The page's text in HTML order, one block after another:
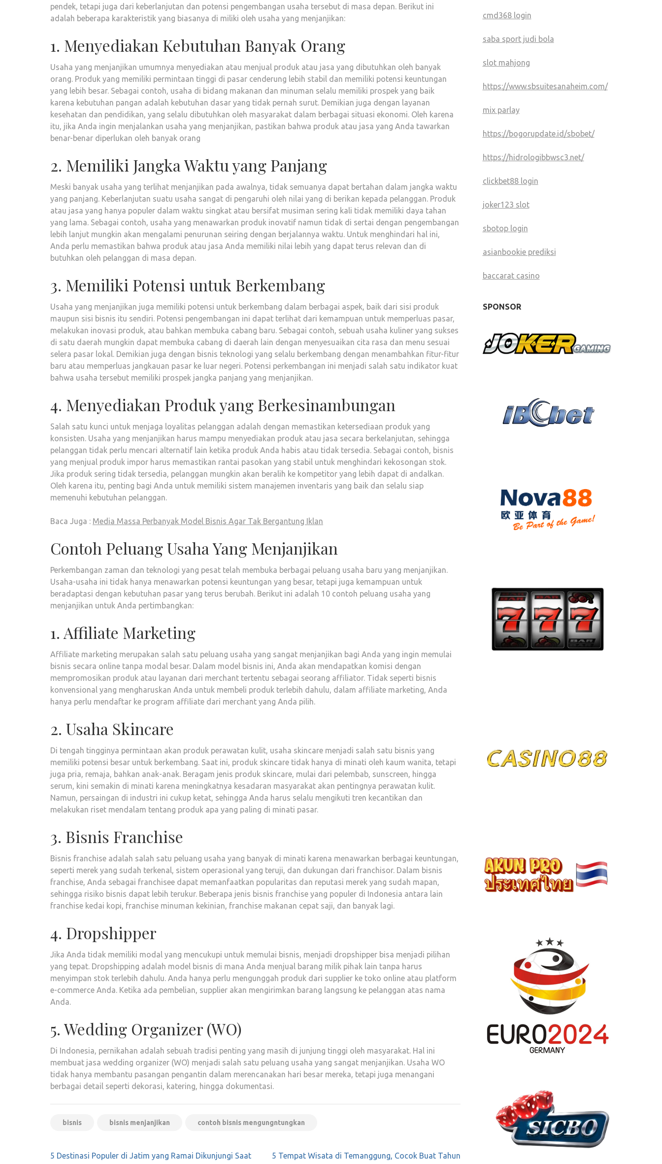
pendek, tetapi juga dari keberlanjutan dan potensi pengembangan usaha tersebut di masa depan. Berikut ini
adalah beberapa karakteristik yang biasanya di miliki oleh usaha yang menjanjikan:
1. Menyediakan Kebutuhan Banyak Orang
Usaha yang menjanjikan umumnya menyediakan atau menjual produk atau jasa yang dibutuhkan oleh banyak
orang. Produk yang memiliki permintaan tinggi di pasar cenderung lebih stabil dan memiliki potensi keuntungan
yang lebih besar. Sebagai contoh, usaha di bidang makanan dan minuman selalu memiliki prospek yang baik
karena kebutuhan pangan adalah kebutuhan dasar yang tidak pernah surut. Demikian juga dengan layanan
kesehatan dan pendidikan, yang selalu dibutuhkan oleh masyarakat dalam berbagai situasi ekonomi. Oleh karena
itu, jika Anda ingin menjalankan usaha yang menjanjikan, pastikan bahwa produk atau jasa yang Anda tawarkan
benar-benar diperlukan oleh banyak orang
2. Memiliki Jangka Waktu yang Panjang
Meski banyak usaha yang terlihat menjanjikan pada awalnya, tidak semuanya dapat bertahan dalam jangka waktu
yang panjang. Keberlanjutan suatu usaha sangat di pengaruhi oleh nilai yang di berikan kepada pelanggan. Produk
atau jasa yang hanya populer dalam waktu singkat atau bersifat musiman sering kali tidak memiliki daya tahan
yang lama. Sebagai contoh, usaha yang menawarkan produk inovatif namun tidak di sertai dengan pengembangan
lebih lanjut mungkin akan mengalami penurunan seiring dengan berjalannya waktu. Untuk menghindari hal ini,
Anda perlu memastikan bahwa produk atau jasa Anda memiliki nilai lebih yang dapat terus relevan dan di
butuhkan oleh pelanggan di masa depan.
3. Memiliki Potensi untuk Berkembang
Usaha yang menjanjikan juga memiliki potensi untuk berkembang dalam berbagai aspek, baik dari sisi produk
maupun sisi bisnis itu sendiri. Potensi pengembangan ini dapat terlihat dari kemampuan untuk memperluas pasar,
melakukan inovasi produk, atau bahkan membuka cabang baru. Sebagai contoh, sebuah usaha kuliner yang sukses
di satu daerah mungkin dapat membuka cabang di daerah lain dengan menyesuaikan cita rasa dan menu sesuai
selera pasar lokal. Demikian juga dengan bisnis teknologi yang selalu berkembang dengan menambahkan fitur-fitur
baru atau memperluas jangkauan pasar ke luar negeri. Potensi perkembangan ini menjadi salah satu indikator kuat
bahwa usaha tersebut memiliki prospek jangka panjang yang menjanjikan.
4. Menyediakan Produk yang Berkesinambungan
Salah satu kunci untuk menjaga loyalitas pelanggan adalah dengan memastikan ketersediaan produk yang
konsisten. Usaha yang menjanjikan harus mampu menyediakan produk atau jasa secara berkelanjutan, sehingga
pelanggan tidak perlu mencari alternatif lain ketika produk Anda habis atau tidak tersedia. Sebagai contoh, bisnis
yang menjual produk impor harus memastikan rantai pasokan yang stabil untuk menghindari kekosongan stok.
Jika produk sering tidak tersedia, pelanggan mungkin akan beralih ke kompetitor yang lebih dapat di andalkan.
Oleh karena itu, penting bagi Anda untuk memiliki sistem manajemen inventaris yang baik dan selalu siap
memenuhi kebutuhan pelanggan.
Baca Juga : Media Massa Perbanyak Model Bisnis Agar Tak Bergantung Iklan
Contoh Peluang Usaha Yang Menjanjikan
Perkembangan zaman dan teknologi yang pesat telah membuka berbagai peluang usaha baru yang menjanjikan.
Usaha-usaha ini tidak hanya menawarkan potensi keuntungan yang besar, tetapi juga kemampuan untuk
beradaptasi dengan kebutuhan pasar yang terus berubah. Berikut ini adalah 10 contoh peluang usaha yang
menjanjikan untuk Anda pertimbangkan:
1. Affiliate Marketing
Affiliate marketing merupakan salah satu peluang usaha yang sangat menjanjikan bagi Anda yang ingin memulai
bisnis secara online tanpa modal besar. Dalam model bisnis ini, Anda akan mendapatkan komisi dengan
mempromosikan produk atau layanan dari merchant tertentu sebagai seorang affiliator. Tidak seperti bisnis
konvensional yang mengharuskan Anda untuk membeli produk terlebih dahulu, dalam affiliate marketing, Anda
hanya perlu mendaftar ke program affiliate dari merchant yang Anda pilih.
2. Usaha Skincare
Di tengah tingginya permintaan akan produk perawatan kulit, usaha skincare menjadi salah satu bisnis yang
memiliki potensi besar untuk berkembang. Saat ini, produk skincare tidak hanya di minati oleh kaum wanita, tetapi
juga pria, remaja, bahkan anak-anak. Beragam jenis produk skincare, mulai dari pelembab, sunscreen, hingga
serum, kini semakin di minati karena meningkatnya kesadaran masyarakat akan pentingnya perawatan kulit.
Namun, persaingan di industri ini cukup ketat, sehingga Anda harus selalu mengikuti tren kecantikan dan
melakukan riset mendalam tentang produk apa yang paling di minati pasar.
3. Bisnis Franchise
Bisnis franchise adalah salah satu peluang usaha yang banyak di minati karena menawarkan berbagai keuntungan,
seperti merek yang sudah terkenal, sistem operasional yang teruji, dan dukungan dari franchisor. Dalam bisnis
franchise, Anda sebagai franchisee dapat memanfaatkan popularitas dan reputasi merek yang sudah mapan,
sehingga risiko bisnis dapat lebih terukur. Beberapa jenis bisnis franchise yang populer di Indonesia antara lain
franchise kedai kopi, franchise minuman kekinian, franchise makanan cepat saji, dan banyak lagi.
4. Dropshipper
Jika Anda tidak memiliki modal yang mencukupi untuk memulai bisnis, menjadi dropshipper bisa menjadi pilihan
yang tepat. Dropshipping adalah model bisnis di mana Anda menjual barang milik pihak lain tanpa harus
menyimpan stok terlebih dahulu. Anda hanya perlu mengunggah produk dari supplier ke toko online atau platform
e-commerce Anda. Ketika ada pembelian, supplier akan mengirimkan barang langsung ke pelanggan atas nama
Anda.
5. Wedding Organizer (WO)
Di Indonesia, pernikahan adalah sebuah tradisi penting yang masih di junjung tinggi oleh masyarakat. Hal ini
membuat jasa wedding organizer (WO) menjadi salah satu peluang usaha yang sangat menjanjikan. Usaha WO
tidak hanya membantu pasangan pengantin dalam merencanakan hari besar mereka, tetapi juga menangani
berbagai detail seperti dekorasi, katering, hingga dokumentasi.
bisnis bisnis menjanjikan contoh bisnis mengungntungkan
Navigasi
5 Destinasi Populer di Jatim yang Ramai Dikunjungi Saat
5 Tempat Wisata di Temanggung, Cocok Buat Tahun
cmd368 login
saba sport judi bola
slot mahjong
https://www.sbsuitesanaheim.com/
mix parlay
https://bogorupdate.id/sbobet/
https://hidrologibbwsc3.net/
clickbet88 login
joker123 slot
sbotop login
asianbookie prediksi
baccarat casino
SPONSOR